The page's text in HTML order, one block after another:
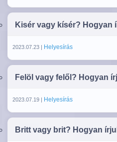
Kisér vagy kísér? Hogyan
2023.07.23 | Helyesírás
Felöl vagy felől? Hogyan
2023.07.19 | Helyesírás
Britt vagy brit? Hogyan